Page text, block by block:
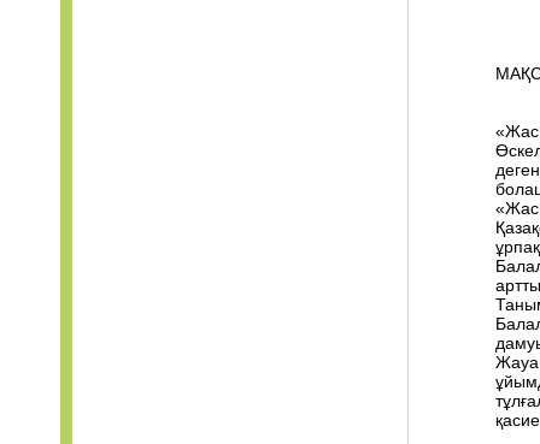
«Жас
«Жас